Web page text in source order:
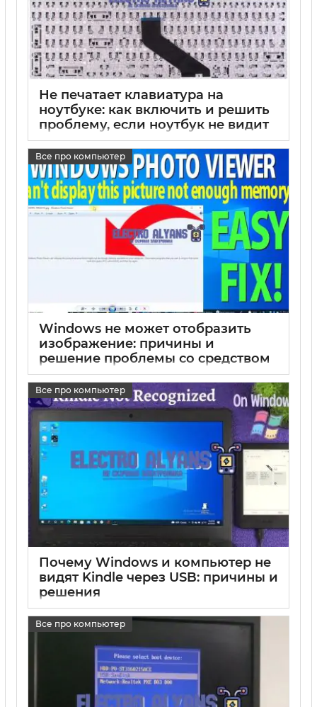
Не печатает клавиатура на
ноутбуке: как включить и решить
проблему, если ноутбук не видит
встроенную клавиатуру
17 05 2025 0
Все про компьютер
Windows не может отобразить
изображение: причины и
решение проблемы со средством
просмотра фотографий
17 05 2025 0
Все про компьютер
Почему Windows и компьютер не
видят Kindle через USB: причины и
решения
Все про компьютер